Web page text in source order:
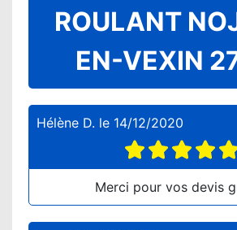
ROULANT
EN-VEXIN
Hélène D. le 14/12/2020
Merci pour vos devis